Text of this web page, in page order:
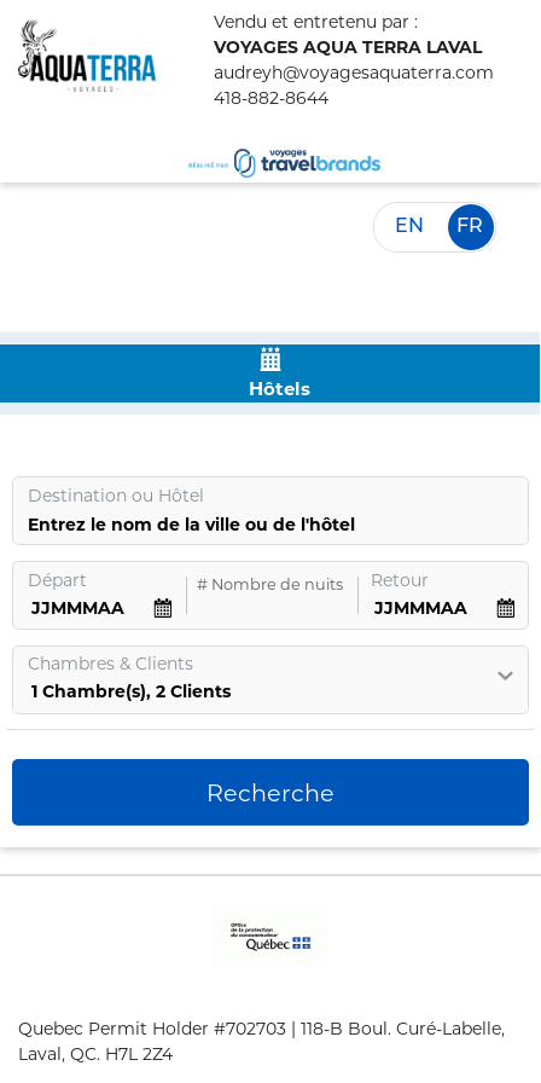
Vendu et entretenu par :
VOYAGES AQUA TERRA LAVAL
audreyh@voyagesaquaterra.com
418-882-8644
EN FR
Hôtels
Destination ou Hôtel
Entrez le nom de la ville ou de l'hôtel
Départ # Nombre de nuits Retour
Chambres& Clients
1 Chambre(s), 2 Clients
Recherche
Quebec Permit Holder #702703 | 118-B Boul. Curé-Labelle,
Laval, QC. H7L 2Z4